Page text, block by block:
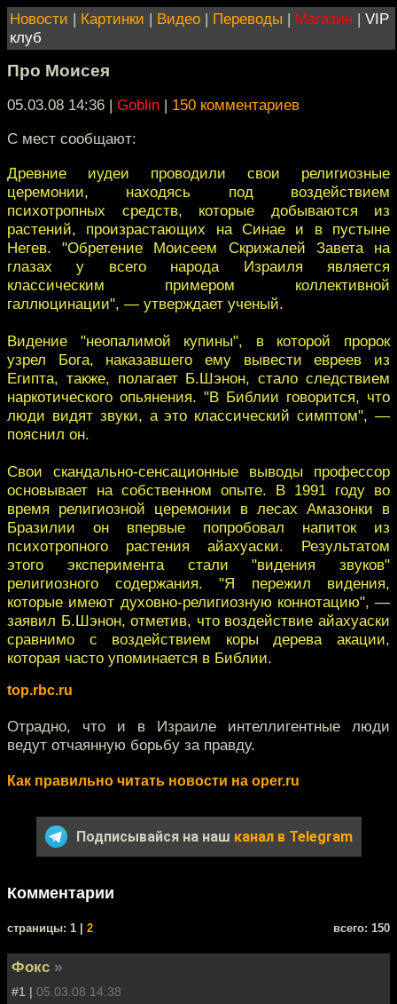
Новости | Картинки | Видео | Переводы | Магазин | VIP
клуб
Про Моисея
05.03.08 14:36 | Goblin | 150 комментариев
С мест сообщают:
Древние иудеи проводили свои религиозные
церемонии, находясь под воздействием
психотропных средств, которые добываются из
растений, произрастающих на Синае и в пустыне
Негев. "Обретение Моисеем Скрижалей Завета на
глазах у всего народа Израиля является
классическим примером коллективной
галлюцинации", — утверждает ученый.
Видение "неопалимой купины", в которой пророк
узрел Бога, наказавшего ему вывести евреев из
Египта, также, полагает Б.Шэнон, стало следствием
наркотического опьянения. "В Библии говорится, что
люди видят звуки, а это классический симптом", —
пояснил он.
Свои скандально-сенсационные выводы профессор
основывает на собственном опыте. В 1991 году во
время религиозной церемонии в лесах Амазонки в
Бразилии он впервые попробовал напиток из
психотропного растения айахуаски. Результатом
этого эксперимента стали "видения звуков"
религиозного содержания. "Я пережил видения,
которые имеют духовно-религиозную коннотацию", —
заявил Б.Шэнон, отметив, что воздействие айахуаски
сравнимо с воздействием коры дерева акации,
которая часто упоминается в Библии.
top.rbc.ru
Отрадно, что и в Израиле интеллигентные люди
ведут отчаянную борьбу за правду.
Как правильно читать новости на oper.ru
Подписывайся на наш канал в Telegram
Комментарии
cтраницы: 1 | 2 всего: 150
Фокс »
#1 | 05.03.08 14:38